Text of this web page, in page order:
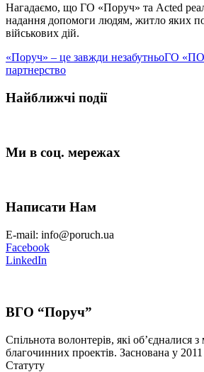
Нагадаємо, що ГО «Поруч» та Acted
надання допомоги людям, житло яких
військових дій.
«Поруч» – це завжди незабутньоГО
партнерство
Найближчі події
Ми в соц. мережах
Написати Нам
E-mail: info@poruch.ua
Facebook
LinkedIn
ВГО “Поруч”
Спільнота волонтерів, які об’єдналися з
благочинних проектів. Заснована у 2011
Статуту